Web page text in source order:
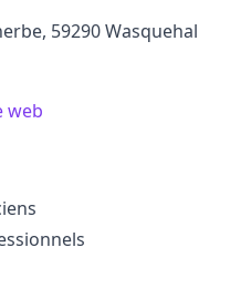
59290 Wasquehal
web